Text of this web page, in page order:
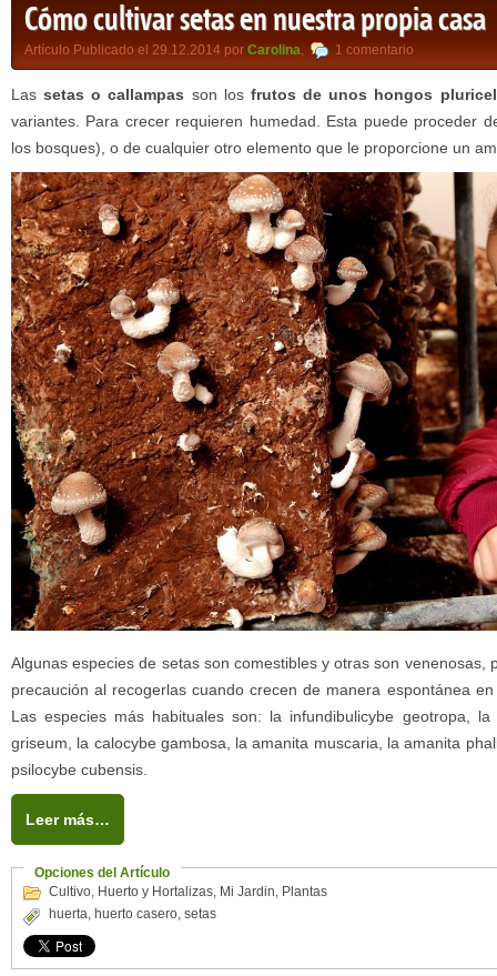
Cómo cultivar setas en nuestra propia casa
Artículo Publicado el 29.12.2014 por Carolina, 1 comentario
Lassetas o callampas son los frutos de unos hongos
variantes. Para crecer requieren humedad. Esta puede proceder
los bosques), o de cualquier otro elemento que le proporcione un
Algunas especies de setas son comestibles y otras son venenosas,
precaución al recogerlas cuando crecen de manera espontánea
Las especies más habituales son: la infundibulicybe geotropa,
griseum, la calocybe gambosa, la amanita muscaria, la amanita
psilocybe cubensis.
Leer más…
Opciones del Artículo
Cultivo, Huerto y Hortalizas, Mi Jardin, Plantas
huerta, huerto casero, setas